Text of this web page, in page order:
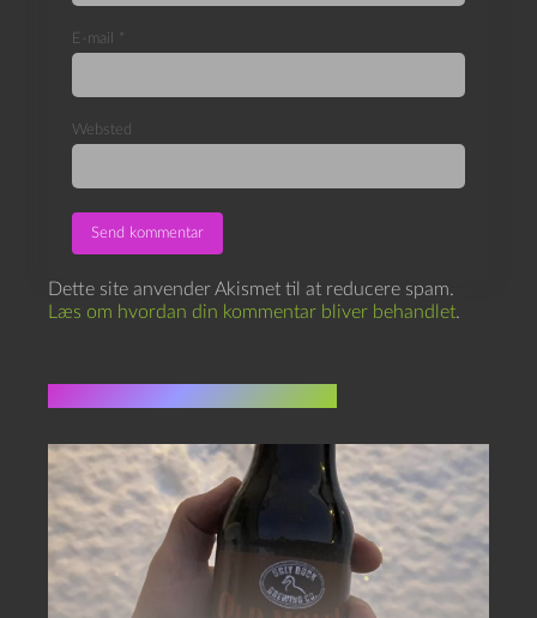
E-mail *
Websted
Dette site anvender Akismet til at reducere spam.
Læs om hvordan din kommentar bliver behandlet.